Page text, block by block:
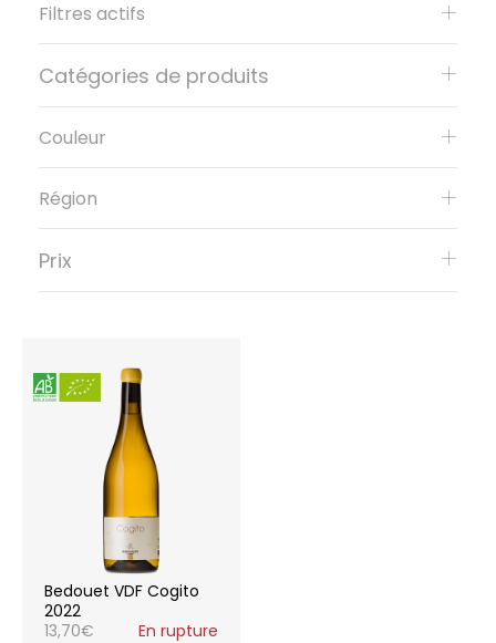
Bedouet VDF Cogito
2022
13,70€ En rupture
Filtres actifs
Catégories de produits
Couleur
Région
Prix